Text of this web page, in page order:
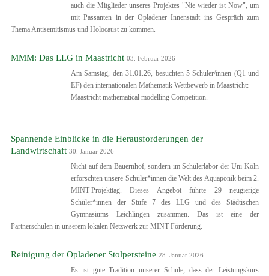
auch die Mitglieder unseres Projektes "Nie wieder ist Now", um
mit Passanten in der Opladener Innenstadt ins Gespräch zum
Thema Antisemitismus und Holocaust zu kommen.
MMM: Das LLG in Maastricht 03. Februar 2026
Am Samstag, den 31.01.26, besuchten 5 Schüler/innen (Q1 und
EF) den internationalen Mathematik Wettbewerb in Maastricht:
Maastricht mathematical modelling Competition.
Spannende Einblicke in die Herausforderungen der
Landwirtschaft 30. Januar 2026
Nicht auf dem Bauernhof, sondern im Schülerlabor der Uni Köln
erforschten unsere Schüler*innen die Welt des Aquaponik beim 2.
MINT-Projekttag. Dieses Angebot führte 29 neugierige
Schüler*innen der Stufe 7 des LLG und des Städtischen
Gymnasiums Leichlingen zusammen. Das ist eine der
Partnerschulen in unserem lokalen Netzwerk zur MINT-Förderung.
Reinigung der Opladener Stolpersteine 28. Januar 2026
Es ist gute Tradition unserer Schule, dass der Leistungskurs